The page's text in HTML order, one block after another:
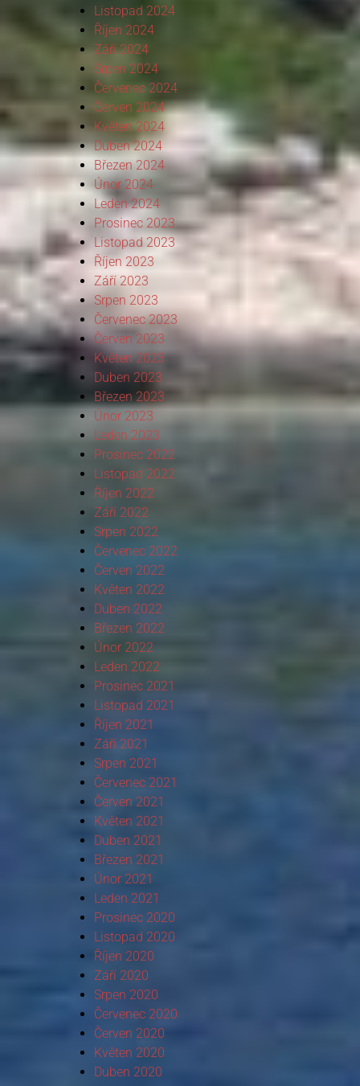
Listopad 2024
Říjen 2024
Září 2024
Srpen 2024
Červenec 2024
Červen 2024
Květen 2024
Duben 2024
Březen 2024
Únor 2024
Leden 2024
Prosinec 2023
Listopad 2023
Říjen 2023
Září 2023
Srpen 2023
Červenec 2023
Červen 2023
Květen 2023
Duben 2023
Březen 2023
Únor 2023
Leden 2023
Prosinec 2022
Listopad 2022
Říjen 2022
Září 2022
Srpen 2022
Červenec 2022
Červen 2022
Květen 2022
Duben 2022
Březen 2022
Únor 2022
Leden 2022
Prosinec 2021
Listopad 2021
Říjen 2021
Září 2021
Srpen 2021
Červenec 2021
Červen 2021
Květen 2021
Duben 2021
Březen 2021
Únor 2021
Leden 2021
Prosinec 2020
Listopad 2020
Říjen 2020
Září 2020
Srpen 2020
Červenec 2020
Červen 2020
Květen 2020
Duben 2020